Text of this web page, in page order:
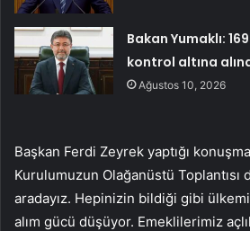
Bakan Yumaklı:
kontrol altına
Ağustos 10, 2026
Başkan Ferdi Zeyrek yaptığı
Kurulumuzun Olağanüstü Toplantısı
aradayız. Hepinizin bildiği gibi
alım gücü düşüyor. Emeklilerimiz açlık